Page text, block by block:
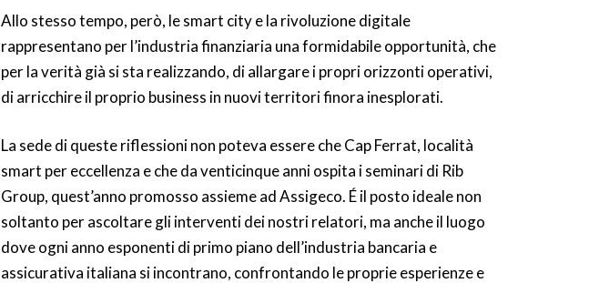
Allo stesso tempo, però, le smart city e la rivoluzione digitale
rappresentano per l’industria finanziaria una formidabile opportunità, che
per la verità già si sta realizzando, di allargare i propri orizzonti operativi,
di arricchire il proprio business in nuovi territori finora inesplorati.
La sede di queste riflessioni non poteva essere che Cap Ferrat, località
smart per eccellenza e che da venticinque anni ospita i seminari di Rib
Group, quest’anno promosso assieme ad Assigeco. É il posto ideale non
soltanto per ascoltare gli interventi dei nostri relatori, ma anche il luogo
dove ogni anno esponenti di primo piano dell’industria bancaria e
assicurativa italiana si incontrano, confrontando le proprie esperienze e